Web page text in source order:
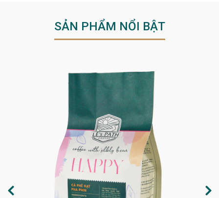
SẢN PHẨM NỔI BẬT